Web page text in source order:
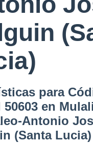
para
50603 en
Antonio
(Santa Lucia)